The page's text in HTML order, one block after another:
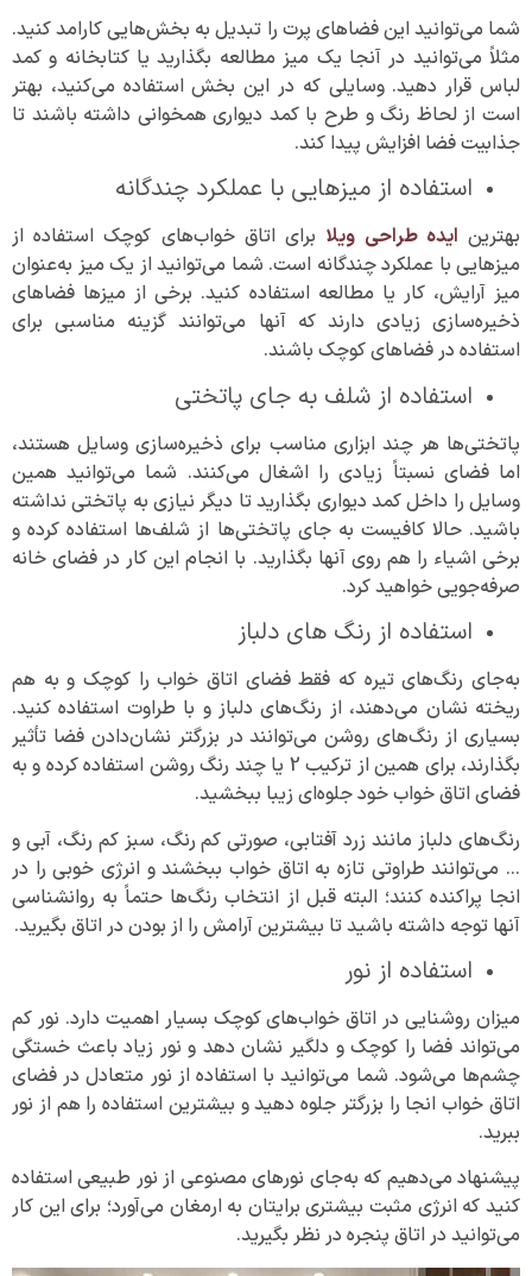
شما می‌توانید این فضا‌های پرت را تبدیل به بخش‌هایی کارامد کنید.
مثلاً می‌توانید در آنجا یک میز مطالعه بگذارید یا کتابخانه و کمد
لباس قرار دهید. وسایلی که در این بخش استفاده می‌کنید، بهتر
است از لحاظ رنگ و طرح با کمد دیواری همخوانی داشته باشند تا
جذابیت فضا افزایش پیدا کند.
استفاده از میزهایی با عملکرد چندگانه
بهترین ایده طراحی ویلابرای اتاق خواب‌های کوچک استفاده از
میز‌هایی با عملکرد چندگانه است. شما می‌توانید از یک میز به‌عنوان
میز آرایش، کار یا مطالعه استفاده کنید. برخی از میز‌ها فضا‌های
ذخیره‌سازی زیادی دارند که آنها می‌توانند گزینه مناسبی برای
استفاده در فضا‌های کوچک باشند.
استفاده از شلف به جای پاتختی
پاتختی‌ها هر چند ابزاری مناسب برای ذخیره‌سازی وسایل هستند،
اما فضای نسبتاً زیادی را اشغال می‌کنند. شما می‌توانید همین
وسایل را داخل کمد دیواری بگذارید تا دیگر نیازی به پاتختی نداشته
باشید. حالا کافیست به جای پاتختی‌ها از شلف‌ها استفاده کرده و
برخی اشیاء را هم روی آنها بگذارید. با انجام این کار در فضای خانه
صرفه‌جویی خواهید کرد.
استفاده از رنگ های دلباز
به‌جای رنگ‌های تیره که فقط فضای اتاق خواب را کوچک و به هم
ریخته نشان می‌دهند، از رنگ‌های دلباز و با طراوت استفاده کنید.
بسیاری از رنگ‌های روشن می‌توانند در بزرگتر نشان‌دادن فضا تأثیر
بگذارند، برای همین از ترکیب 2 یا چند رنگ روشن استفاده کرده و به
فضای اتاق خواب خود جلوه‌ای زیبا ببخشید.
رنگ‌های دلباز مانند زرد آفتابی، صورتی کم رنگ، سبز کم رنگ، آبی و
… می‌توانند طراوتی تازه به اتاق خواب ببخشند و انرژی خوبی را در
انجا پراکنده کنند؛ البته قبل از انتخاب رنگ‌ها حتماً به روانشناسی
آنها توجه داشته باشید تا بیشترین آرامش را از بودن در اتاق بگیرید.
استفاده از نور
میزان روشنایی در اتاق خواب‌های کوچک بسیار اهمیت دارد. نور کم
می‌تواند فضا را کوچک و دلگیر نشان دهد و نور زیاد باعث خستگی
چشم‌ها می‌شود. شما می‌توانید با استفاده از نور متعادل در فضای
اتاق خواب انجا را بزرگتر جلوه دهید و بیشترین استفاده را هم از نور
ببرید.
پیشنهاد می‌دهیم که به‌جای نور‌های مصنوعی از نور طبیعی استفاده
کنید که انرژی مثبت بیشتری برایتان به ارمغان می‌آورد؛ برای این کار
می‌توانید در اتاق پنجره در نظر بگیرید.